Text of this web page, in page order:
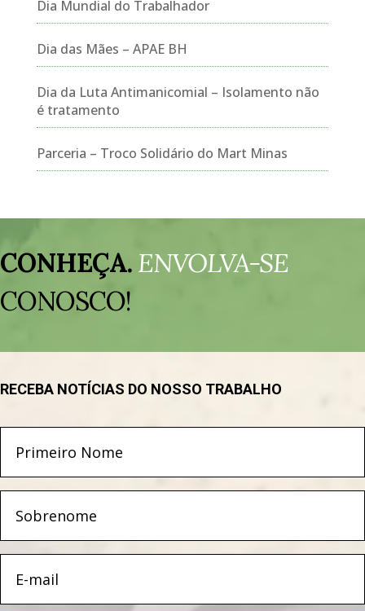
Dia Mundial do Trabalhador
Dia das Mães – APAE BH
Dia da Luta Antimanicomial – Isolamento não
é tratamento
Parceria – Troco Solidário do Mart Minas
de
vídeo
CONHEÇA.ENVOLVA-SE
CONOSCO!
RECEBA NOTÍCIAS DO NOSSO TRABALHO